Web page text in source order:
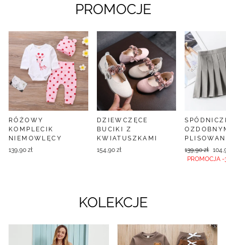
PROMOCJE
RÓŻOWY
KOMPLECIK
NIEMOWLĘCY
139,90 zł
DZIEWCZĘCE
BUCIKI Z
KWIATUSZKAMI
154,90 zł
Cena
139,90 zł
PROMOCJA -
KOLEKCJE